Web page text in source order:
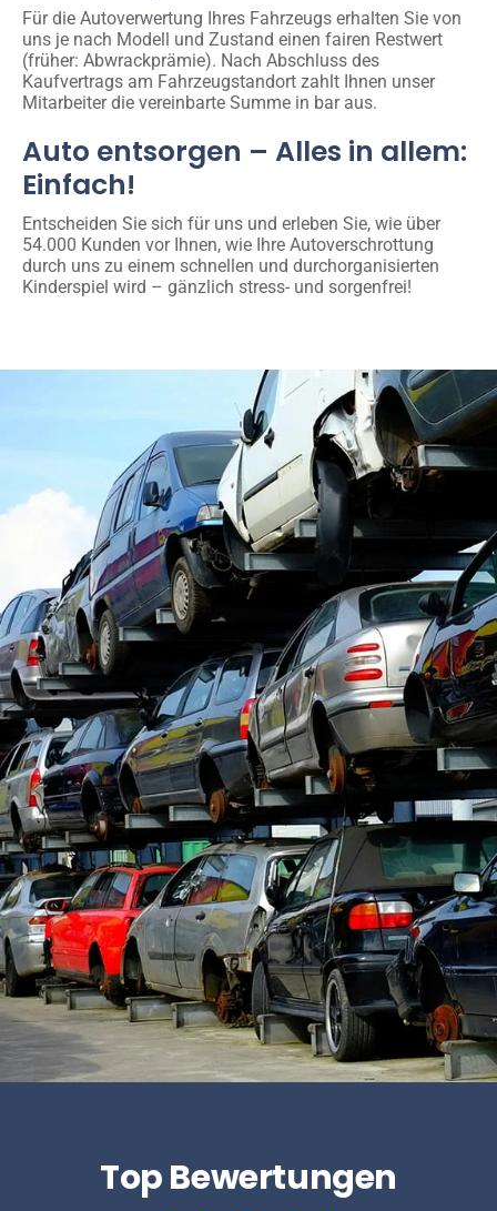
Für die Autoverwertung Ihres Fahrzeugs erhalten Sie von
uns je nach Modell und Zustand einen fairen Restwert
(früher: Abwrackprämie). Nach Abschluss des
Kaufvertrags am Fahrzeugstandort zahlt Ihnen unser
Mitarbeiter die vereinbarte Summe in bar aus.
Auto entsorgen – Alles in allem:
Einfach!
Entscheiden Sie sich für uns und erleben Sie, wie über
54.000 Kunden vor Ihnen, wie Ihre Autoverschrottung
durch uns zu einem schnellen und durchorganisierten
Kinderspiel wird – gänzlich stress- und sorgenfrei!
Top Bewertungen